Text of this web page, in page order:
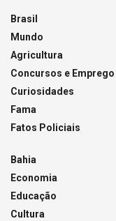
Brasil
Mundo
Agricultura
Concursos e Emprego
Curiosidades
Fama
Fatos Policiais
Bahia
Economia
Educação
Cultura